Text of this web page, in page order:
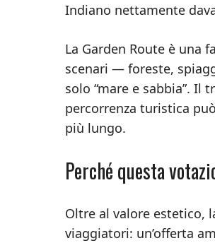
Indiano nettamente
La Garden Route è una
scenari — foreste,
solo “mare e sabbia”. Il
percorrenza turistica
più lungo.
Perché questa
Oltre al valore estetico,
viaggiatori: un’offerta